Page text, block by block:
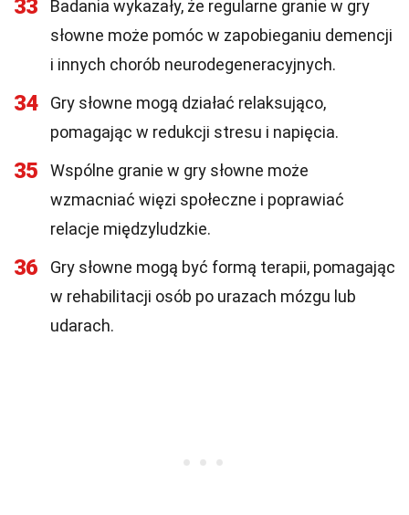
33
Badania wykazały, że regularne granie w gry
słowne może pomóc w zapobieganiu demencji
i innych chorób neurodegeneracyjnych.
34
Gry słowne mogą działać relaksująco,
pomagając w redukcji stresu i napięcia.
35
Wspólne granie w gry słowne może
wzmacniać więzi społeczne i poprawiać
relacje międzyludzkie.
36
Gry słowne mogą być formą terapii, pomagając
w rehabilitacji osób po urazach mózgu lub
udarach.